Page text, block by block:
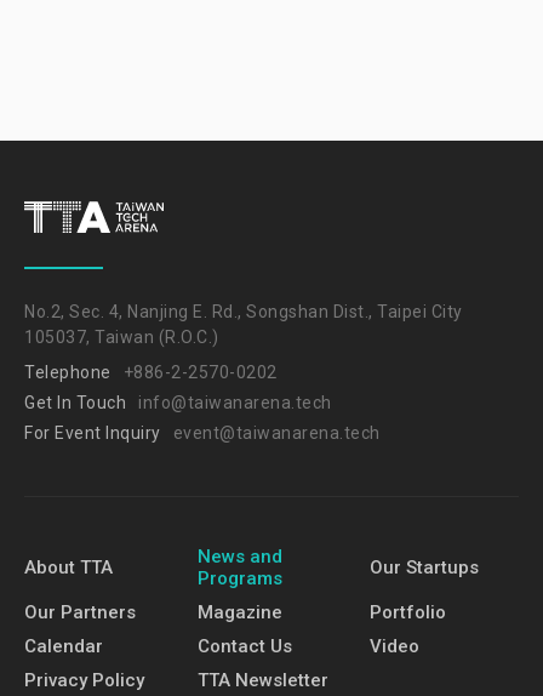
No.2, Sec. 4, Nanjing E. Rd., Songshan Dist., Taipei City
105037, Taiwan (R.O.C.)
Telephone
+886-2-2570-0202
Get In Touch
info@taiwanarena.tech
For Event Inquiry
event@taiwanarena.tech
About TTA
News and
Programs
Our Startups
Our Partners Magazine
Portfolio
Calendar
Contact Us
Video
Privacy Policy
TTA Newsletter